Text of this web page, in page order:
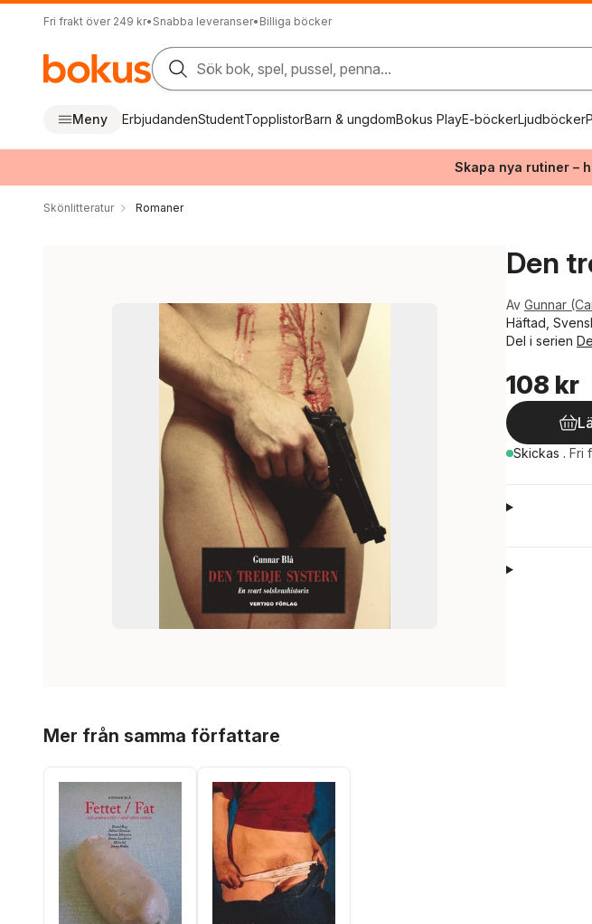
Fri frakt över 249 kr• Snabba leveranser• Billiga böcker
Sök bok, spel, pussel, penna...
Meny ErbjudandenStudentTopplistorBarn & ungdomBokus PlayE-böckerLjudböcker
Skapa nya rutiner –
Skönlitteratur Romaner
Den
Av Gunnar
Häftad,
Del i serien
108 kr
Skickas . Fri
Mer från samma författare